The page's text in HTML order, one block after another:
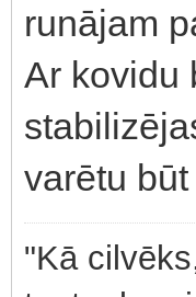
runājam
Ar kovidu
varētu
"Kā